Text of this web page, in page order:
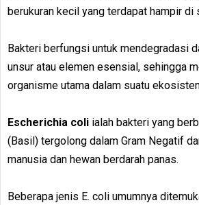
berukuran kecil yang terdapat hampir di
Bakteri berfungsi untuk mendegradasi
unsur atau elemen esensial, sehingga
organisme utama dalam suatu
Escherichia coli ialah bakteri yang
(Basil) tergolong dalam Gram Negatif
manusia dan hewan berdarah panas.
Beberapa jenis E. coli umumnya